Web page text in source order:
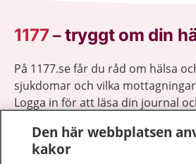
1177–tryggt om din
På 1177.se får du råd om hälsa
sjukdomar och vilka
Logga in för att läsa din journal
sjukvårdsrådgivning dygnet runt.
1177 ger dig råd när du vill må
Den här webbplatsen
kakor